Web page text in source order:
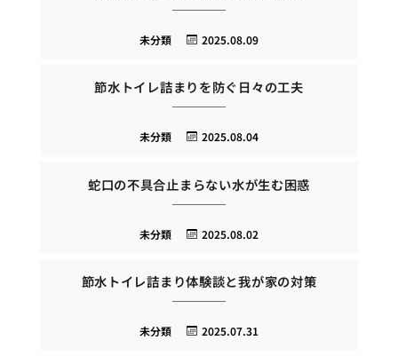
2025.08.09
未分類
節水トイレ詰まりを防ぐ日々の工夫
2025.08.04
未分類
蛇口の不具合止まらない水が生む困惑
2025.08.02
未分類
節水トイレ詰まり体験談と我が家の対策
2025.07.31
未分類